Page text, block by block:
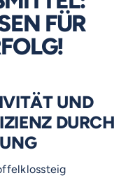
FÜR
UND
DURCH